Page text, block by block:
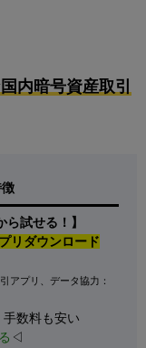
内暗号資産取引
試せる！】
リダウンロード
アプリ、データ協力：
手数料も安い
◁